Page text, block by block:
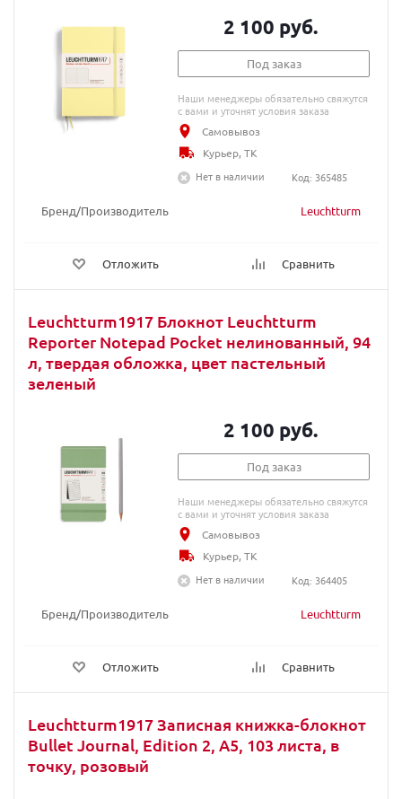
Бренд/Производитель Leuchtturm
Отложить Сравнить
2 100 руб.
Под заказ
Наши менеджеры обязательно свяжутся
с вами и уточнят условия заказа
Самовывоз
Курьер, ТК
Нет в наличии
Код: 365485
Leuchtturm1917 Блокнот Leuchtturm
Reporter Notepad Pocket нелинованный, 94
л, твердая обложка, цвет пастельный
зеленый
Бренд/Производитель Leuchtturm
Отложить Сравнить
2 100 руб.
Под заказ
Наши менеджеры обязательно свяжутся
с вами и уточнят условия заказа
Самовывоз
Курьер, ТК
Нет в наличии
Код: 364405
Leuchtturm1917 Записная книжка-блокнот
Bullet Journal, Edition 2, A5, 103 листа, в
точку, розовый